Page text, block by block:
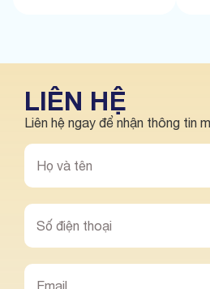
LIÊN HỆ
Liên hệ ngay để nhận thông tin